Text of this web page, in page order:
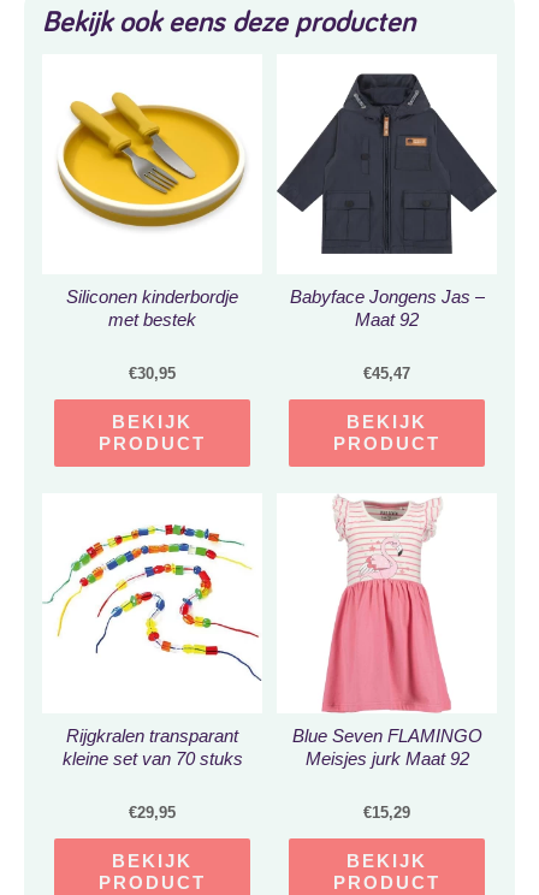
Bekijk ook eens deze producten
Siliconen kinderbordje
met bestek
€30,95
BEKIJK
PRODUCT
Babyface Jongens Jas –
Maat 92
€45,47
BEKIJK
PRODUCT
Rijgkralen transparant
kleine set van 70 stuks
€29,95
BEKIJK
PRODUCT
Blue Seven FLAMINGO
Meisjes jurk Maat 92
€15,29
BEKIJK
PRODUCT